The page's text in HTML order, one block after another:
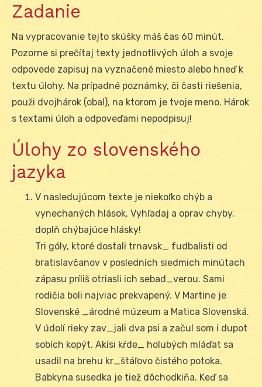
Zadanie
Na vypracovanie tejto skúšky máš čas 60 minút.
Pozorne si prečítaj texty jednotlivých úloh a svoje
odpovede zapisuj na vyznačené miesto alebo hneď k
textu úlohy. Na prípadné poznámky, či časti riešenia,
použi dvojhárok (obal), na ktorom je tvoje meno. Hárok
s textami úloh a odpoveďami nepodpisuj!
Úlohy zo slovenského
jazyka
V nasledujúcom texte je niekoľko chýb a
vynechaných hlások. Vyhľadaj a oprav chyby,
doplň chýbajúce hlásky!
Tri góly, ktoré dostali trnavsk_ fudbalisti od
bratislavčanov v posledních siedmich minútach
zápasu príliš otriasli ich sebad_verou. Sami
rodičia boli najviac prekvapený. V Martine je
Slovenské _árodné múzeum a Matica Slovenská.
V údolí rieky zav_jali dva psi a začul som i dupot
sobích kopýt. Akísi kŕde_ holubých mláďat sa
usadil na brehu kr_štáľovo čistého potoka.
Babkyna susedka je tiež dôchodkiňa. Keď sa